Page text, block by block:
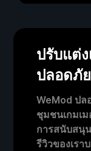
ปรับแต่
ปลอดภั
WeMod ปล
ชุมชนเกมเม
การสนับสนุ
รีวิวของเรา